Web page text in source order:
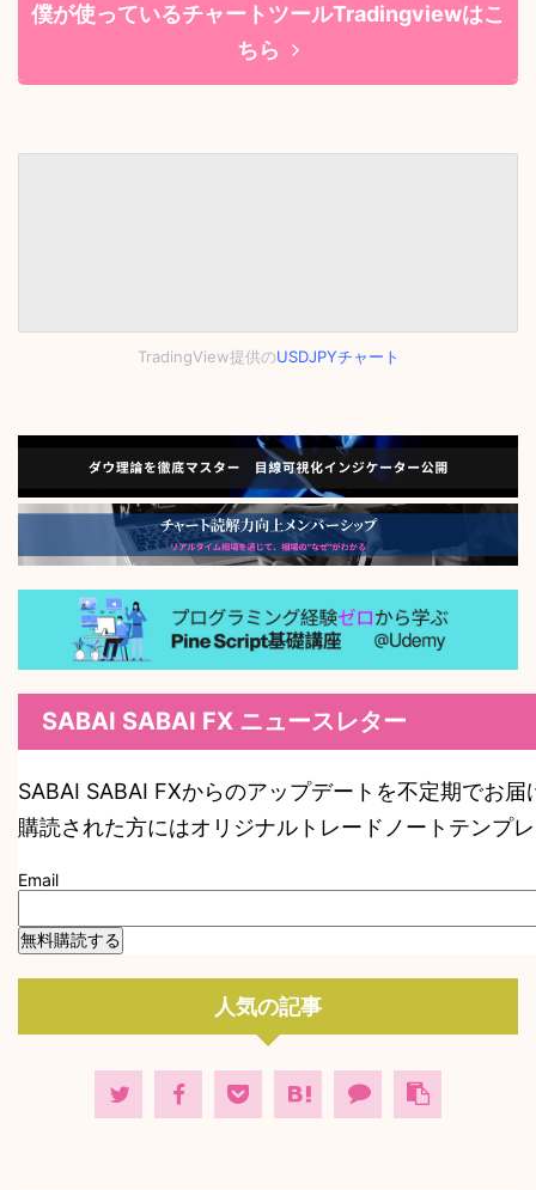
僕が使っているチャートツールTradingviewはこ
ちら
TradingView提供のUSDJPYチャート
SABAI SABAI FX ニュースレター
SABAI SABAI FXからのアップデートを不定期でお届
購読された方にはオリジナルトレードノートテンプ
Email
人気の記事